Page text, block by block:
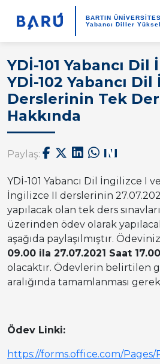
BARTIN
Yabancı Diller
YDİ-101 Yabancı
YDİ-102 Yabancı
Derslerinin Tek
Hakkında
Paylaş:
YDİ-101 Yabancı Dil İngilizce I
İngilizce II derslerinin
yapılacak olan tek ders
üzerinden ödev olarak
aşağıda paylaşılmıştır. Ödeviniz
09.00 ila 27.07.2021 Saat 17.00
olacaktır. Ödevlerin belirtilen
aralığında tamamlanması
Ödev Linki:
https://forms.office.com/Pages/